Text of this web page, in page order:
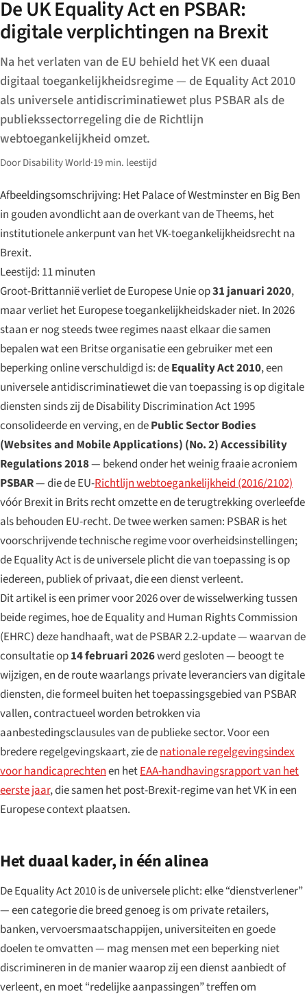
De UK Equality Act en PSBAR:
digitale verplichtingen na Brexit
Na het verlaten van de EU behield het VK een duaal
digitaal toegankelijkheidsregime — de Equality Act 2010
als universele antidiscriminatiewet plus PSBAR als de
publiekssectorregeling die de Richtlijn
webtoegankelijkheid omzet.
Door Disability World·19 min. leestijd
Afbeeldingsomschrijving: Het Palace of Westminster en Big Ben
in gouden avondlicht aan de overkant van de Theems, het
institutionele ankerpunt van het VK-toegankelijkheidsrecht na
Brexit.
Leestijd: 11 minuten
Groot-Brittannië verliet de Europese Unie op31 januari 2020,
maar verliet het Europese toegankelijkheidskader niet. In 2026
staan er nog steeds twee regimes naast elkaar die samen
bepalen wat een Britse organisatie een gebruiker met een
beperking online verschuldigd is: deEquality Act 2010, een
universele antidiscriminatiewet die van toepassing is op digitale
diensten sinds zij de Disability Discrimination Act 1995
consolideerde en verving, en dePublic Sector Bodies
(Websites and Mobile Applications) (No. 2) Accessibility
Regulations 2018— bekend onder het weinig fraaie acroniem
PSBAR— die de EU-Richtlijn webtoegankelijkheid (2016/2102)
vóór Brexit in Brits recht omzette en de terugtrekking overleefde
als behouden EU-recht. De twee werken samen: PSBAR is het
voorschrijvende technische regime voor overheidsinstellingen;
de Equality Act is de universele plicht die van toepassing is op
iedereen, publiek of privaat, die een dienst verleent.
Dit artikel is een primer voor 2026 over de wisselwerking tussen
beide regimes, hoe de Equality and Human Rights Commission
(EHRC) deze handhaaft, wat de PSBAR 2.2-update — waarvan de
consultatie op14 februari 2026werd gesloten — beoogt te
wijzigen, en de route waarlangs private leveranciers van digitale
diensten, die formeel buiten het toepassingsgebied van PSBAR
vallen, contractueel worden betrokken via
aanbestedingsclausules van de publieke sector. Voor een
bredere regelgevingskaart, zie denationale regelgevingsindex
voor handicaprechtenen hetEAA-handhavingsrapport van het
eerste jaar, die samen het post-Brexit-regime van het VK in een
Europese context plaatsen.
Het duaal kader, in één alinea
De Equality Act 2010 is de universele plicht: elke “dienstverlener”
— een categorie die breed genoeg is om private retailers,
banken, vervoersmaatschappijen, universiteiten en goede
doelen te omvatten — mag mensen met een beperking niet
discrimineren in de manier waarop zij een dienst aanbiedt of
verleent, en moet “redelijke aanpassingen” treffen om